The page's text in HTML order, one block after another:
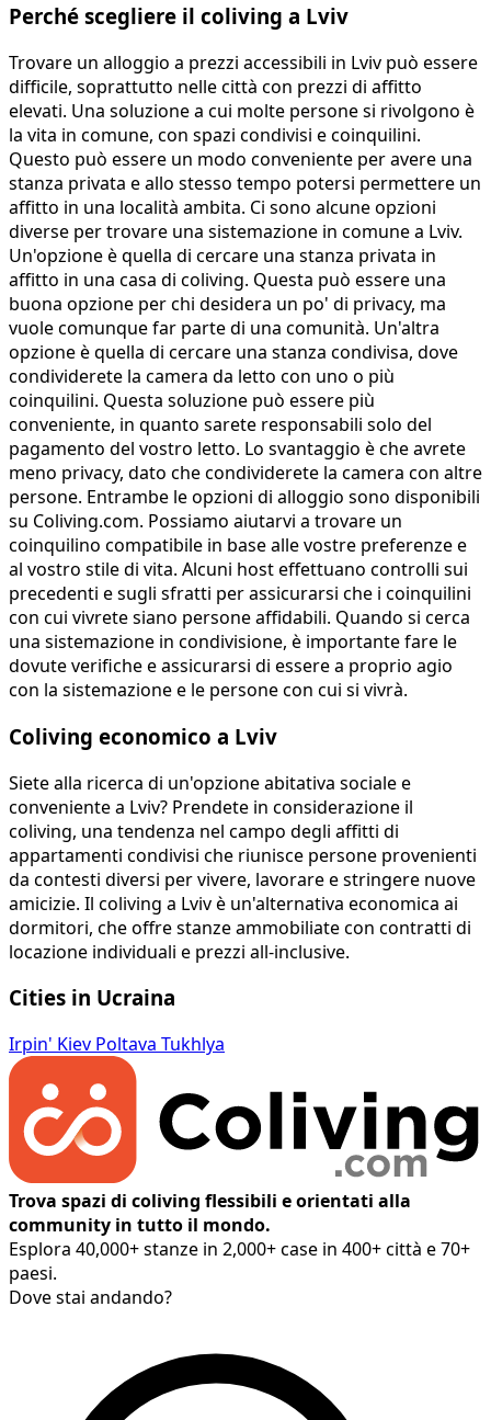
Perché scegliere il coliving a Lviv
Trovare un alloggio a prezzi accessibili in Lviv può essere
difficile, soprattutto nelle città con prezzi di affitto
elevati. Una soluzione a cui molte persone si rivolgono è
la vita in comune, con spazi condivisi e coinquilini.
Questo può essere un modo conveniente per avere una
stanza privata e allo stesso tempo potersi permettere un
affitto in una località ambita. Ci sono alcune opzioni
diverse per trovare una sistemazione in comune a Lviv.
Un'opzione è quella di cercare una stanza privata in
affitto in una casa di coliving. Questa può essere una
buona opzione per chi desidera un po' di privacy, ma
vuole comunque far parte di una comunità. Un'altra
opzione è quella di cercare una stanza condivisa, dove
condividerete la camera da letto con uno o più
coinquilini. Questa soluzione può essere più
conveniente, in quanto sarete responsabili solo del
pagamento del vostro letto. Lo svantaggio è che avrete
meno privacy, dato che condividerete la camera con altre
persone. Entrambe le opzioni di alloggio sono disponibili
su Coliving.com. Possiamo aiutarvi a trovare un
coinquilino compatibile in base alle vostre preferenze e
al vostro stile di vita. Alcuni host effettuano controlli sui
precedenti e sugli sfratti per assicurarsi che i coinquilini
con cui vivrete siano persone affidabili. Quando si cerca
una sistemazione in condivisione, è importante fare le
dovute verifiche e assicurarsi di essere a proprio agio
con la sistemazione e le persone con cui si vivrà.
Coliving economico a Lviv
Siete alla ricerca di un'opzione abitativa sociale e
conveniente a Lviv? Prendete in considerazione il
coliving, una tendenza nel campo degli affitti di
appartamenti condivisi che riunisce persone provenienti
da contesti diversi per vivere, lavorare e stringere nuove
amicizie. Il coliving a Lviv è un'alternativa economica ai
dormitori, che offre stanze ammobiliate con contratti di
locazione individuali e prezzi all-inclusive.
Cities in Ucraina
Irpin' Kiev Poltava Tukhlya
Trova spazi di coliving flessibili e orientati alla
community in tutto il mondo.
Esplora 40,000+ stanze in 2,000+ case in 400+ città e 70+
paesi.
Dove stai andando?